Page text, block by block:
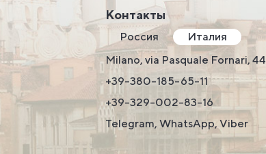
Контакты
Россия
Италия
Milano, via Pasquale Fornari, 44
+39-380-185-65-11
+39-329-002-83-16
Telegram, WhatsApp, Viber